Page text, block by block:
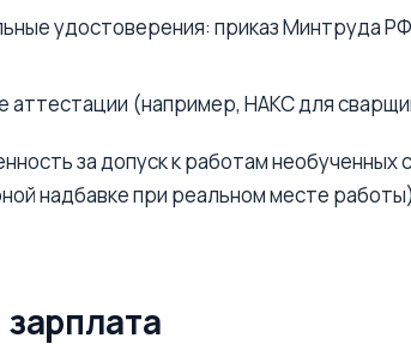
удостоверения: приказ Минтруда
аттестации (например, НАКС для
за допуск к работам необученных
надбавке при реальном месте